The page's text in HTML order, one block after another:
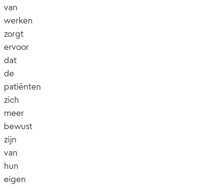
van
werken
zorgt
ervoor
dat
de
patiënten
zich
meer
bewust
zijn
van
hun
eigen